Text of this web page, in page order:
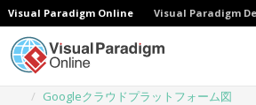
Visual Paradigm Online Visual Paradigm
Googleクラウドプラットフォーム図